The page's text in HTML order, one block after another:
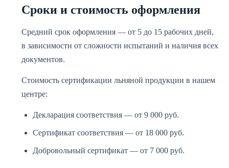
Сроки и стоимость оформления
Средний срок оформления — от 5 до 15 рабочих дней,
в зависимости от сложности испытаний и наличия всех
документов.
Стоимость сертификации льняной продукции в нашем
центре:
Декларация соответствия — от 9 000 руб.
Сертификат соответствия — от 18 000 руб.
Добровольный сертификат — от 7 000 руб.